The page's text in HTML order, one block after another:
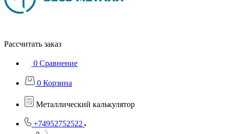
Рассчитать заказ
0 Сравнение
0 Корзина
Металлический калькулятор
+74952752522